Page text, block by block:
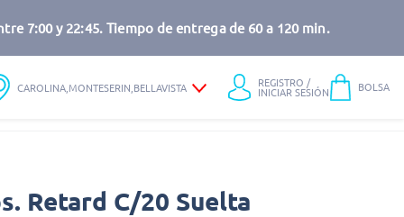
7:00 y 22:45. Tiempo de entrega de 60 a 120 min.
CAROLINA,MONTESERIN,BELLAVISTA REGISTRO /
INICIAR SESIÓN BOLSA
Retard C/20 Suelta